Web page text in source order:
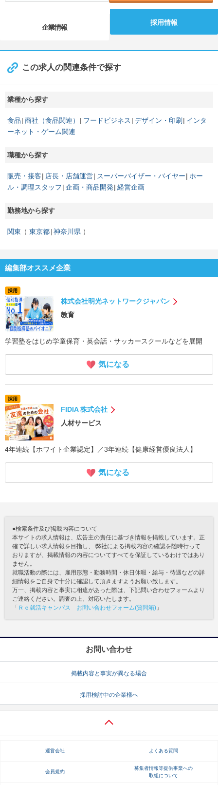
企業情報
採用情報
この求人の関連条件で探す
業種から探す
食品 商社（食品関連） フードビジネス デザイン・印刷
インタ
ーネット・ゲーム関連
職種から探す
販売・接客 店長・店舗運営 スーパーバイザー・バイヤー
ホー
ル・調理スタッフ 企画・商品開発 経営企画
勤務地から探す
関東 東京都 神奈川県
編集部オススメ企業
採用
株式会社明光ネットワークジャパン
教育
学習塾をはじめ学童保育・英会話・サッカースクールなどを展開
気になる
採用
FIDIA 株式会社
人材サービス
4年連続【ホワイト企業認定】／3年連続【健康経営優良法人】
気になる
●検索条件及び掲載内容について
本サイトの求人情報は、広告主の責任に基づき情報を掲載しています。正
確で詳しい求人情報を目指し、 弊社による掲載内容の確認を随時行って
おりますが、掲載情報の内容についてすべてを保証しているわけではあり
ません。
就職活動の際には、雇用形態・勤務時間・休日休暇・給与・待遇などの詳
細情報をご自身で十分に確認して頂きますようお願い致します。
万一、掲載内容と事実に相違があった際は、下記問い合わせフォームより
ご連絡ください。調査の上、対応いたします。
「 Ｒｅ就活キャンパス お問い合わせフォーム(質問箱) 」
お問い合わせ
掲載内容と事実が異なる場合
採用検討中の企業様へ
運営会社 よくある質問
会員規約
募集者情報等提供事業への
取組について